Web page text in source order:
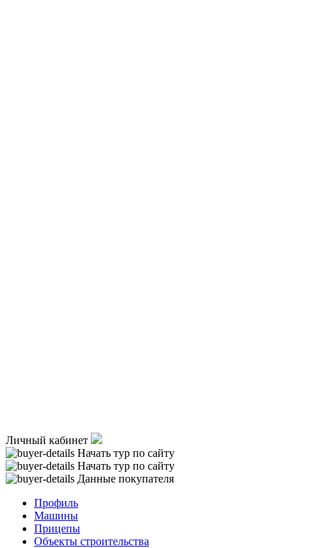
Личный кабинет
Начать тур по сайту
Начать тур по сайту
Данные покупателя
Профиль
Машины
Прицепы
Объекты строительства